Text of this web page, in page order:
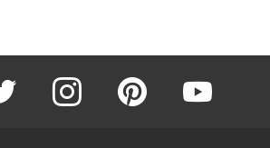
twitter instagram pinterest youtube